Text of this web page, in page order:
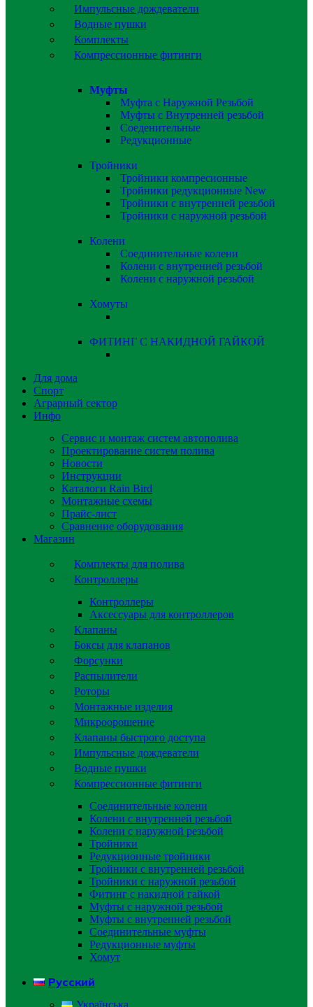
Импульсные дождеватели
Водные пушки
Комплекты
Компрессионные фитинги
Муфты
Муфта с Наружной Резьбой
Муфты с Внутренней резьбой
Соеденительные
Редукционные
Тройники
Тройники компресионные
Тройники редукционные New
Тройники с внутренней резьбой
Тройники с наружной резьбой
Колени
Соединительные колени
Колени с внутренней резьбой
Колени с наружной резьбой
Хомуты
ФИТИНГ С НАКИДНОЙ ГАЙКОЙ
Для дома
Спорт
Аграрный сектор
Инфо
Сервис и монтаж систем автополива
Проектирование систем полива
Новости
Инструкции
Каталоги Rain Bird
Монтажные схемы
Прайс-лист
Сравнение оборудования
Магазин
Комплекты для полива
Контроллеры
Контроллеры
Аксессуары для контроллеров
Клапаны
Боксы для клапанов
Форсунки
Распылители
Роторы
Монтажные изделия
Микроорошение
Клапаны быстрого доступа
Импульсные дождеватели
Водные пушки
Компрессионные фитинги
Соединительные колени
Колени с внутренней резьбой
Колени с наружной резьбой
Тройники
Редукционные тройники
Тройники с внутренней резьбой
Тройники с наружной резьбой
Фитинг с накидной гайкой
Муфты с наружной резьбой
Муфты с внутренней резьбой
Соединительные муфты
Редукционные муфты
Хомут
Русский
Українська